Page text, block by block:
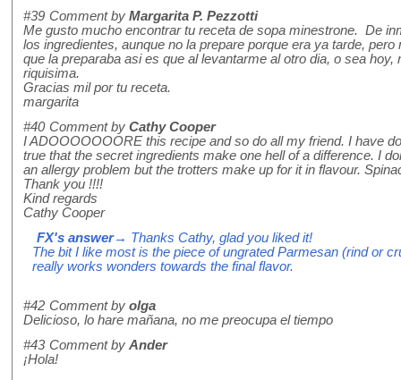
#39 Comment by Margarita P. Pezzotti
Me gusto mucho encontrar tu receta de sopa minestrone. De
los ingredientes, aunque no la prepare porque era ya tarde,
que la preparaba asi es que al levantarme al otro dia, o sea
riquisima.
Gracias mil por tu receta.
margarita
#40 Comment by Cathy Cooper
I ADOOOOOOORE this recipe and so do all my friend. I have
true that the secret ingredients make one hell of a difference. I
an allergy problem but the trotters make up for it in flavour.
Thank you !!!!
Kind regards
Cathy Cooper
FX's answer→ Thanks Cathy, glad you liked it!
The bit I like most is the piece of ungrated Parmesan (rind or
really works wonders towards the final flavor.
#42 Comment by olga
Delicioso, lo hare mañana, no me preocupa el tiempo
#43 Comment by Ander
¡Hola!